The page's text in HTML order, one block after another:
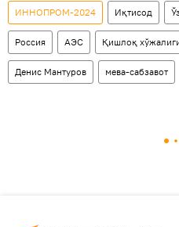
ИННОПРОМ-2024 Иқтисод
Россия АЭС Қишлоқ
Денис Мантуров мева-сабзавот